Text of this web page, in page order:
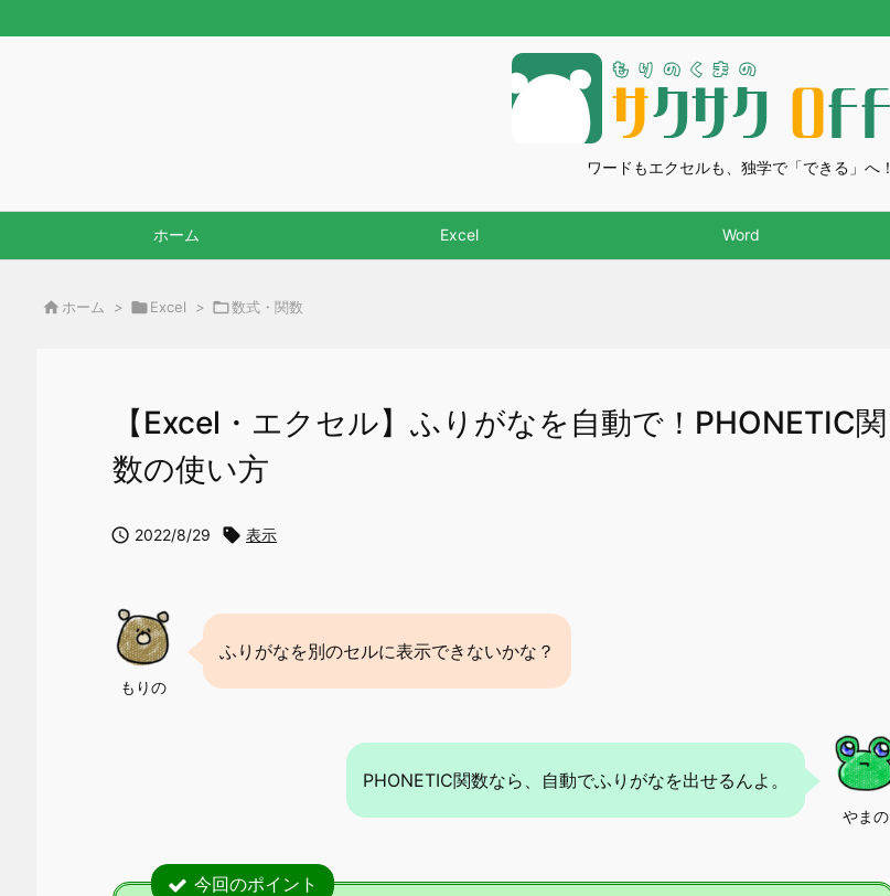
ワードもエクセルも、独学で「できる」へ！
ホーム Excel Word
 ホーム > Excel > 数式・関数
【Excel・エクセル】ふりがなを自動で！PHONETIC関
数の使い方
 2022/8/29  表示
もりの
ふりがなを別のセルに表示できないかな？
やまの
PHONETIC関数なら、自動でふりがなを出せるんよ。
今回のポイント